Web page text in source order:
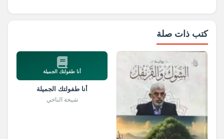
كتب ذات صلة
أنا طفولتك الجميلة
أنا طفولتك الجميلة
شيخة الناخي